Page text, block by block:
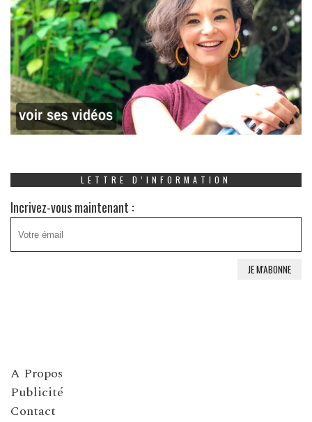
LETTRE D’INFORMATION
Incrivez-vous maintenant :
A Propos
Publicité
Contact